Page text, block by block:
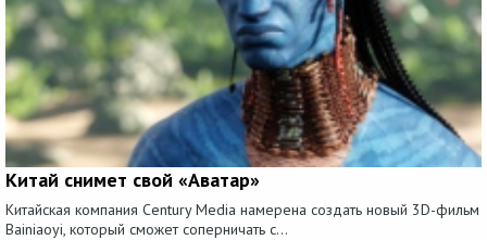
Китай снимет свой «Аватар»
Китайская компания Century Media намерена создать новый 3D-фильм
Bainiaoyi, который сможет соперничать с...